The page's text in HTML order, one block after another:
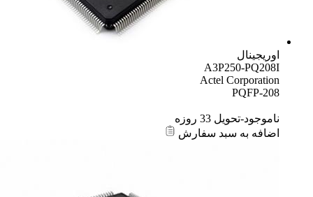
اوریجینال
A3P250-PQ208I
Actel Corporation
PQFP-208
ناموجود-تحویل 33 روزه
اضافه به سبد سفارش